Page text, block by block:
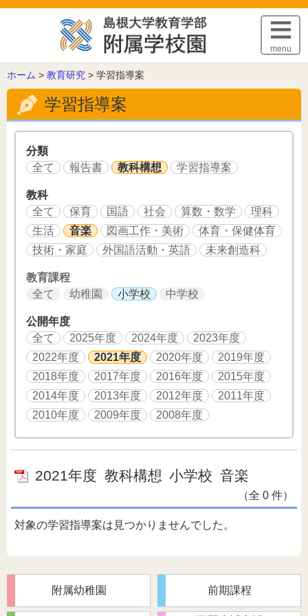
このページの本文へ
menu
こ
の
ー
ジ
ホーム > 教育研究 > 学習指導案
学習指導案
分類
全て
報告書 教科構想 学習指導案
教科
全て
保育 国語 社会 算数・数学
理科
生活
音楽 図画工作・美術
体育・保健体育
技術・家庭
外国語活動・英語 未来創造科
教育課程
全て
幼稚園 小学校 中学校
公開年度
全て
2025年度 2024年度
2023年度
2022年度
2021年度 2020年度
2019年度
2018年度
2017年度 2016年度
2015年度
2014年度
2013年度 2012年度
2011年度
2010年度
2009年度 2008年度
2021年度 教科構想 小学校 音楽
（全 0 件）
対象の学習指導案は見つかりませんでした。
附属幼稚園 前期課程